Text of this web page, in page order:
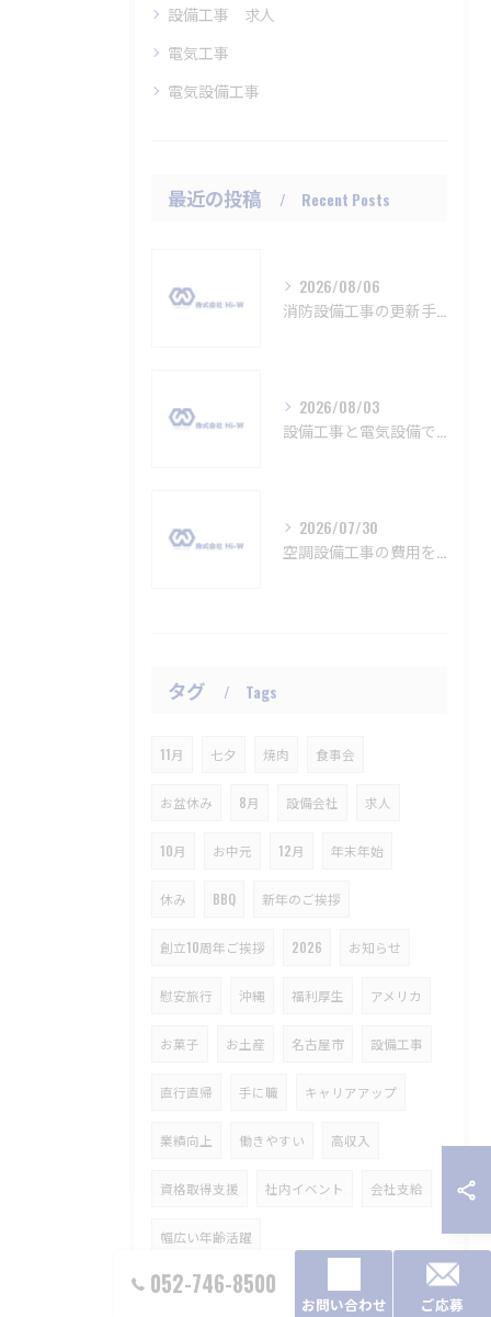
設備工事 求人
電気工事
電気設備工事
最近の投稿 Recent Posts
2026/08/06
2026/08/03
2026/07/30
タグ Tags
11月 七夕 焼肉 食事会
お盆休み 8月 設備会社 求人
10月 お中元 12月 年末年始
休み BBQ 新年のご挨拶
創立10周年ご挨拶 2026 お知らせ
慰安旅行 沖縄 福利厚生 アメリカ
お菓子 お土産 名古屋市 設備工事
直行直帰 手に職 キャリアアップ
業績向上 働きやすい 高収入
資格取得支援 社内イベント 会社支給
幅広い年齢活躍
052-746-8500
お問い合わせ ご応募